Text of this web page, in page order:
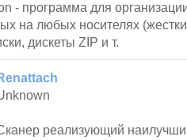
- программа для
на любых носителях
дискеты ZIP и т.
реализующий